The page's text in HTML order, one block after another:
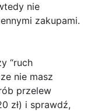
nie
zakupami.
“ruch
nie masz
przelew
zł) i sprawdź,